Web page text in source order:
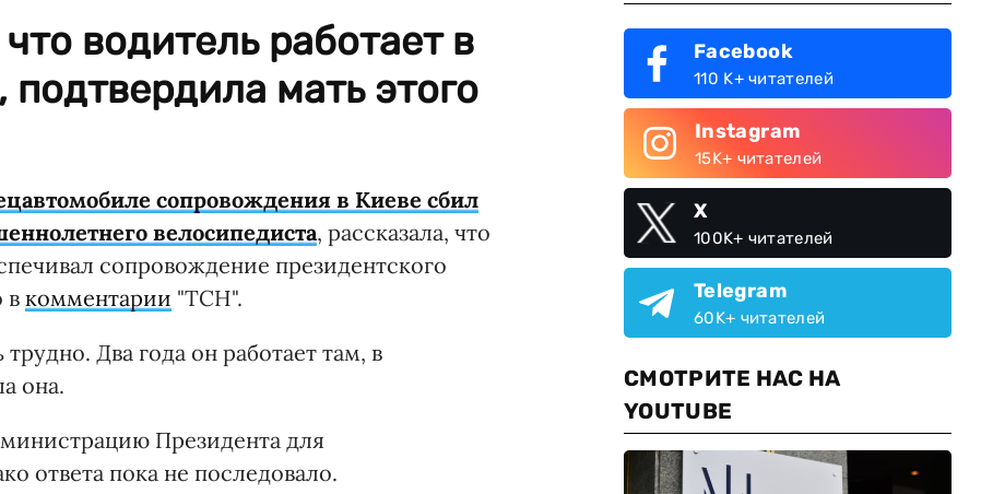
водитель работает в
мать этого
сопровождения в Киеве сбил
велосипедиста, рассказала, что
сопровождение президентского
в комментарии "ТСН".
Два года он работает там, в
она.
Президента для
ответа пока не последовало.
Facebook
110 K+ читателей
Instagram
15K+ читателей
X
100K+ читателей
Telegram
60K+ читателей
СМОТРИТЕ НАС НА
YOUTUBE